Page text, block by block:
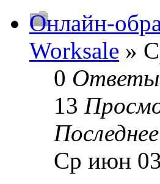
Онлайн-
Worksale »
0 Ответы
13
Ср июн